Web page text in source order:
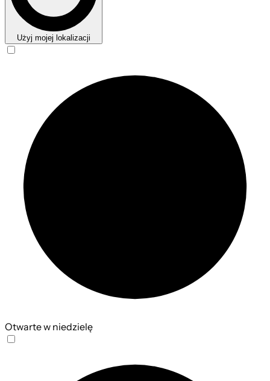
Użyj mojej lokalizacji
Otwarte w niedzielę